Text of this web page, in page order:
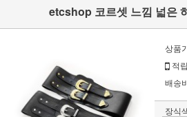
etcshop 코르셋 느낌 넓은
상품
적
배송
장식